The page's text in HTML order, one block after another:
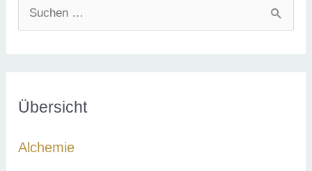
u
e
n
Übersicht
Alchemie